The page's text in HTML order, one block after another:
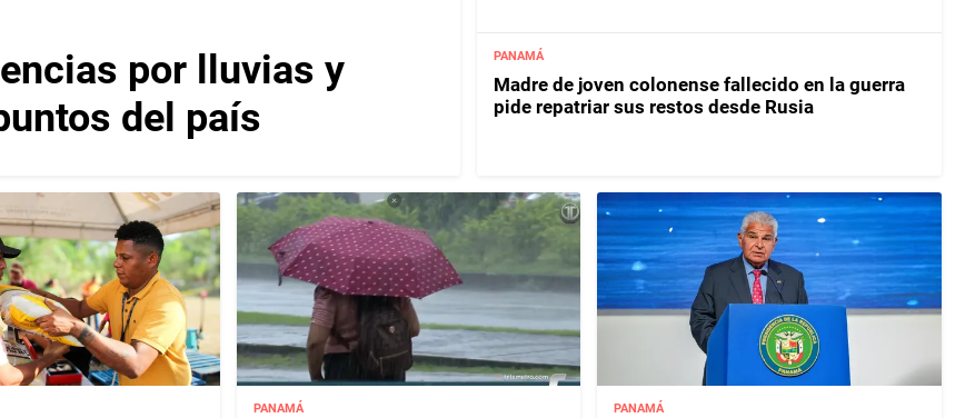
por lluvias y
del país
PANAMÁ
Madre de joven colonense fallecido en la guerra
pide repatriar sus restos desde Rusia
PANAMÁ PANAMÁ